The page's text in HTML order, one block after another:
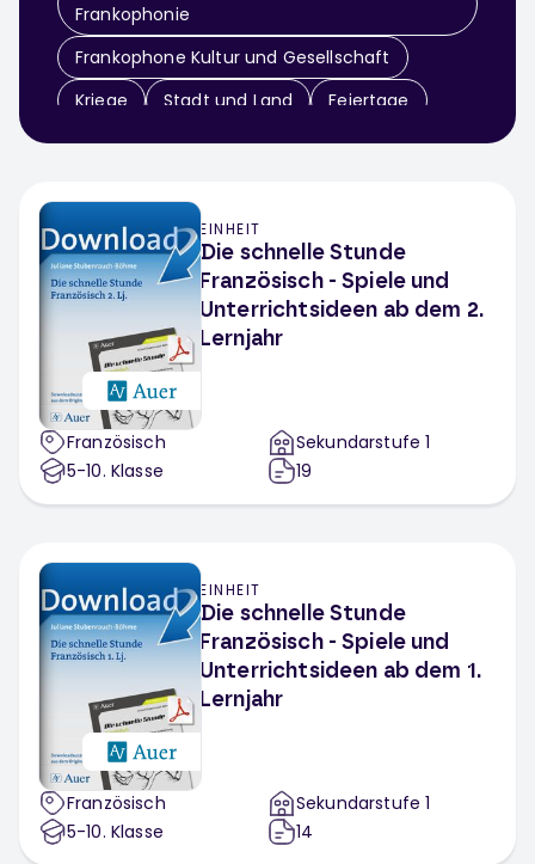
Frankophonie
Frankophone Kultur und Gesellschaft
Kriege
Stadt und Land
Feiertage
Politisches System
Schüler
Französische Lebensweise
Ausbildung und Beruf
Freizeit und Interessen
Berufliche Situationen
Private Situationen
Interkulturelle Kommunikation
Dialog
Résumé
Interviews führen
Textverstehen/ Texterschließung
Präsentieren
Analyse
Kreativaufgabe
Révisions/ Wiederholung
Reflektieren
Organisieren/ Planen
EINHEIT
Die schnelle Stunde
Französisch - Spiele und
Unterrichtsideen ab dem 2.
Lernjahr
Französisch
5-10. Klasse
Sekundarstufe 1
19
EINHEIT
Die schnelle Stunde
Französisch - Spiele und
Unterrichtsideen ab dem 1.
Lernjahr
Französisch
5-10. Klasse
Sekundarstufe 1
14